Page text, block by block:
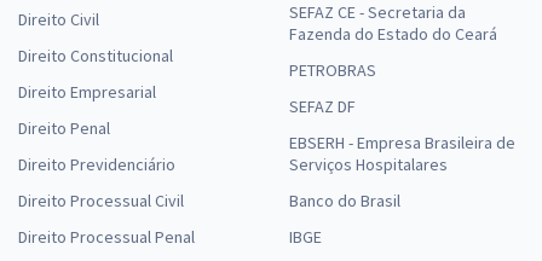
Direito Civil
Direito Constitucional
Direito Empresarial
Direito Penal
Direito Previdenciário
Direito Processual Civil
Direito Processual Penal
SEFAZ CE - Secretaria da
Fazenda do Estado do Ceará
PETROBRAS
SEFAZ DF
EBSERH - Empresa Brasileira de
Serviços Hospitalares
Banco do Brasil
IBGE